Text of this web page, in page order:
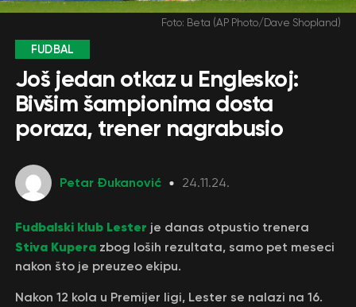
Foto: Beta (AP Photo/Dave Shopland)
FUDBAL
Još jedan otkaz u Engleskoj:
Bivšim šampionima dosta
poraza, trener nagrabusio
Petar Đukanović 24.11.24.
Fudbalski klub Lester je danas otpustio trenera
Stiva Kuperazbog loših rezultata, samo pet meseci
nakon što je preuzeo ekipu.
Nakon 12 kola u Premijer ligi, Lester se nalazi na 16.